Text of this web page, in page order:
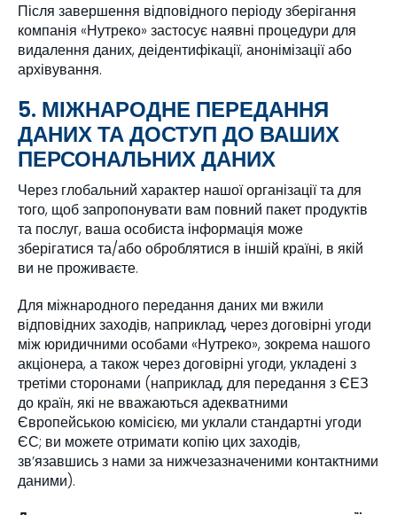
Після завершення відповідного періоду зберігання
компанія «Нутреко» застосує наявні процедури для
видалення даних, деідентифікації, анонімізації або
архівування.
5. МІЖНАРОДНЕ ПЕРЕДАННЯ
ДАНИХ ТА ДОСТУП ДО ВАШИХ
ПЕРСОНАЛЬНИХ ДАНИХ
Через глобальний характер нашої організації та для
того, щоб запропонувати вам повний пакет продуктів
та послуг, ваша особиста інформація може
зберігатися та/або оброблятися в іншій країні, в якій
ви не проживаєте.
Для міжнародного передання даних ми вжили
відповідних заходів, наприклад, через договірні угоди
між юридичними особами «Нутреко», зокрема нашого
акціонера, а також через договірні угоди, укладені з
третіми сторонами (наприклад, для передання з ЄЕЗ
до країн, які не вважаються адекватними
Європейською комісією, ми уклали стандартні угоди
ЄС; ви можете отримати копію цих заходів,
зв’язавшись з нами за нижчезазначеними контактними
даними).